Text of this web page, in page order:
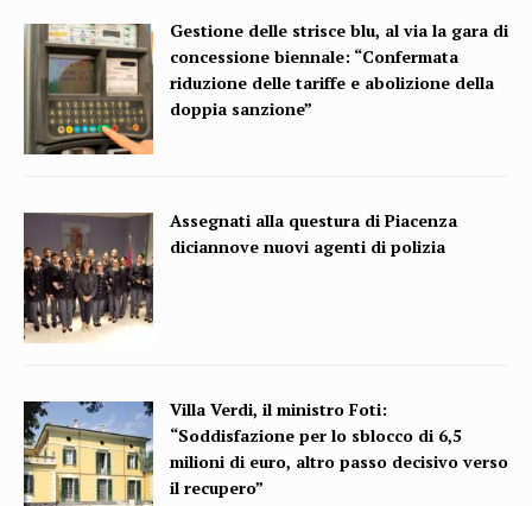
Gestione delle strisce blu, al via la gara di
concessione biennale: “Confermata
riduzione delle tariffe e abolizione della
doppia sanzione”
Assegnati alla questura di Piacenza
diciannove nuovi agenti di polizia
Villa Verdi, il ministro Foti:
“Soddisfazione per lo sblocco di 6,5
milioni di euro, altro passo decisivo verso
il recupero”